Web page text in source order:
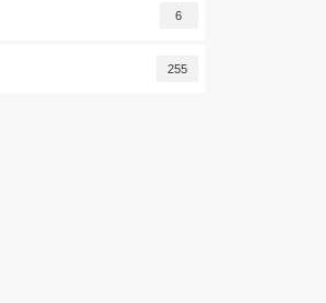
6
255